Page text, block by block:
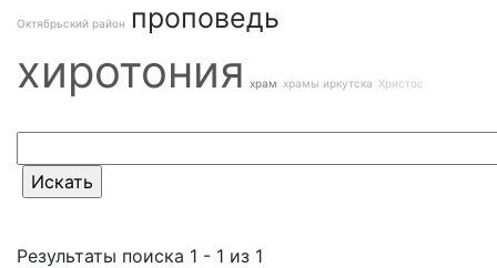
Октябрьский район проповедь
хиротония храм храмы иркутска Христос
Результаты поиска 1 - 1 из 1